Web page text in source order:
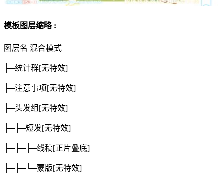
模板图层缩略 :
图层名 混合模式
├─统计群[无特效]
├─注意事项[无特效]
├─头发组 [无特效]
├─├─短发[无特效]
├─├─├─线稿[正片叠底]
├─├─└─蒙版[无特效]